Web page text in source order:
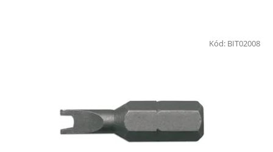
Kód: BIT02008